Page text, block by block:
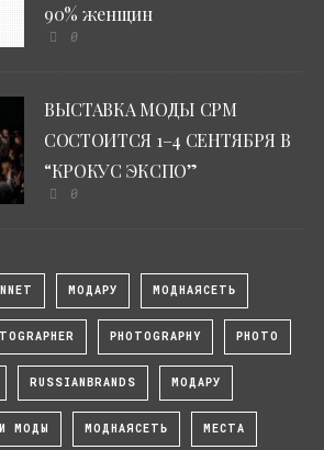
90% женщин
0
ВЫСТАВКА МОДЫ CPM
СОСТОИТСЯ 1–4 СЕНТЯБРЯ В
“КРОКУС ЭКСПО”
0
МОДАРУ МОДНАЯСЕТЬ
PHOTOGRAPHY PHOTO
RUSSIANBRANDS МОДАРУ
МОДЫ МОДНАЯСЕТЬ МЕСТА